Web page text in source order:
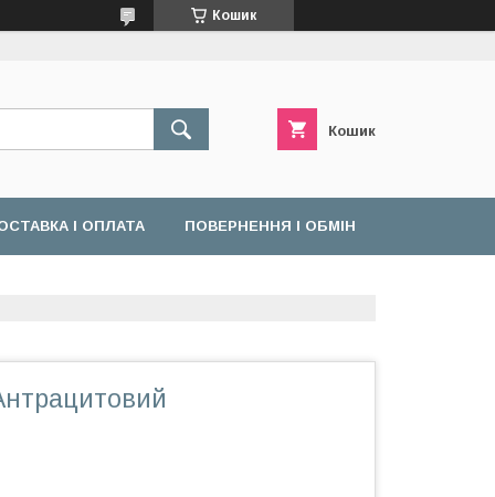
Кошик
Кошик
І ОПЛАТА ПОВЕРНЕННЯ І ОБМІН